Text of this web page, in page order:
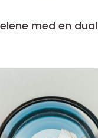
med en